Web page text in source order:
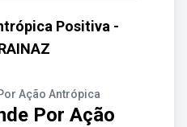
Positiva -
Ação Antrópica
Por Ação